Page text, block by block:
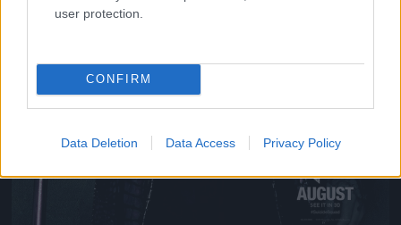
user protection.
CONFIRM
Data Deletion Data Access Privacy Policy